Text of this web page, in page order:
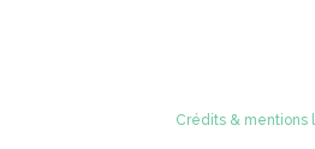
Crédits & mentions